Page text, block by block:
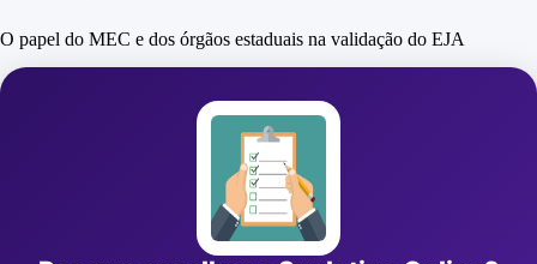
O papel do MEC e dos órgãos estaduais na validação do EJA